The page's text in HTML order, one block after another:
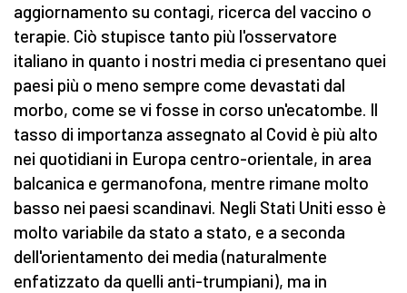
aggiornamento su contagi, ricerca del vaccino o
terapie. Ciò stupisce tanto più l'osservatore
italiano in quanto i nostri media ci presentano quei
paesi più o meno sempre come devastati dal
morbo, come se vi fosse in corso un'ecatombe. Il
tasso di importanza assegnato al Covid è più alto
nei quotidiani in Europa centro-orientale, in area
balcanica e germanofona, mentre rimane molto
basso nei paesi scandinavi. Negli Stati Uniti esso è
molto variabile da stato a stato, e a seconda
dell'orientamento dei media (naturalmente
enfatizzato da quelli anti-trumpiani), ma in